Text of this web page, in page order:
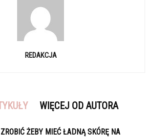
REDAKCJA
WIĘCEJ OD AUTORA
ŻEBY MIEĆ ŁADNĄ SKÓRĘ NA